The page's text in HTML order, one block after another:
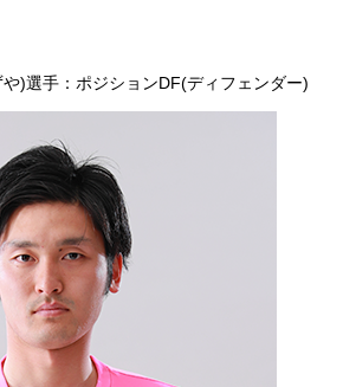
)選手：ポジションDF(ディフェンダー)